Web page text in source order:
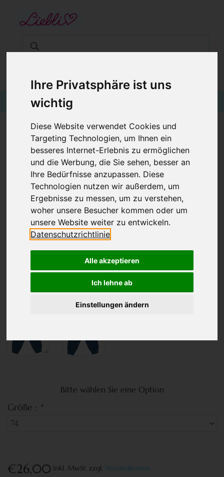
Ihre Privatsphäre ist uns
wichtig
Diese Website verwendet Cookies und
Targeting Technologien, um Ihnen ein
besseres Internet-Erlebnis zu ermöglichen
und die Werbung, die Sie sehen, besser an
Ihre Bedürfnisse anzupassen. Diese
Technologien nutzen wir außerdem, um
Ergebnisse zu messen, um zu verstehen,
woher unsere Besucher kommen oder um
unsere Website weiter zu entwickeln.
Datenschutzrichtlinie
Alle akzeptieren
Ich lehne ab
Einstellungen ändern
STARTSEITE
KINDERGESCHÄFT IN WIEN
WARME KINDERHOSE, JOGGINGHOSE
PETROL
Bitte wählen Sie eine Option
Größe : *
€26,00 Inkl. MwSt. zzgl. Versandkosten